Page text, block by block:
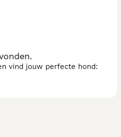
vind jouw perfecte hond: